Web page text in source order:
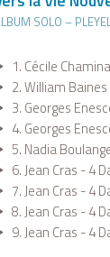
SOLO –
1. Cécile
2. William
3. Georges
4. Georges
5. Nadia
6. Jean Cras - 4
7. Jean Cras - 4
8. Jean Cras - 4
9. Jean Cras - 4